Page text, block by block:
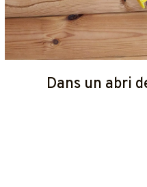
Dans un abri